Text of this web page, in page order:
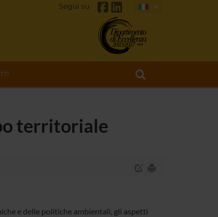
Segui su
territoriale
e delle politiche ambientali, gli aspetti